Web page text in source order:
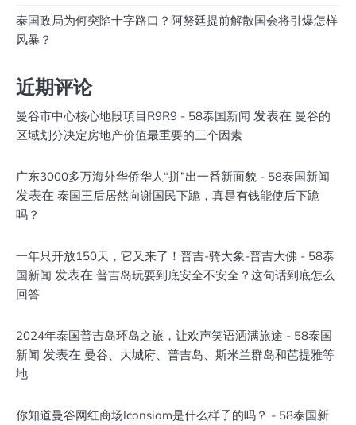
泰国政局为何突陷十字路口？阿努廷提前解散国会将引爆怎样
风暴？
近期评论
曼谷市中心核心地段項目R9R9 - 58泰国新闻 发表在 曼谷的
区域划分决定房地产价值最重要的三个因素
广东3000多万海外华侨华人“拼”出一番新面貌 - 58泰国新闻
发表在 泰国王后居然向谢国民下跪，真是有钱能使后下跪
吗？
一年只开放150天，它又来了！普吉-骑大象-普吉大佛 - 58泰
国新闻 发表在 普吉岛玩耍到底安全不安全？这句话到底怎么
回答
2024年泰国普吉岛环岛之旅，让欢声笑语洒满旅途 - 58泰国
新闻 发表在 曼谷、大城府、普吉岛、斯米兰群岛和芭提雅等
地
你知道曼谷网红商场Iconsiam是什么样子的吗？ - 58泰国新